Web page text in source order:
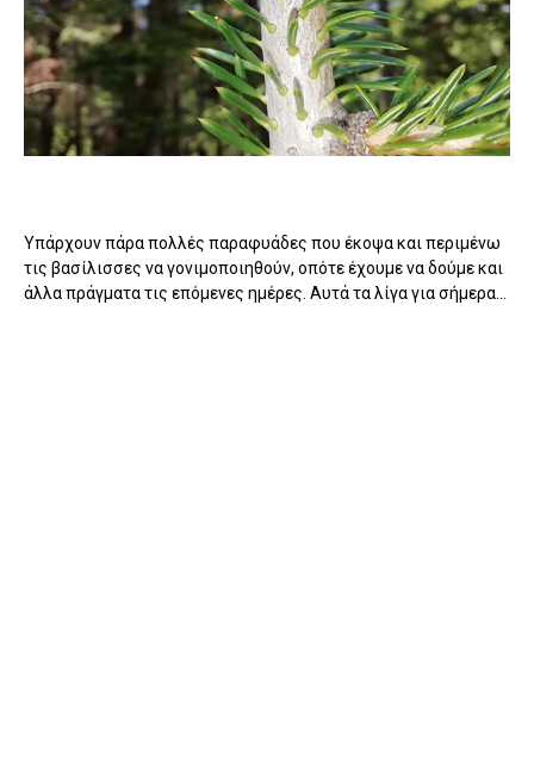
Υπάρχουν πάρα πολλές παραφυάδες που έκοψα και περιμένω
τις βασίλισσες να γονιμοποιηθούν, οπότε έχουμε να δούμε και
άλλα πράγματα τις επόμενες ημέρες. Αυτά τα λίγα για σήμερα...